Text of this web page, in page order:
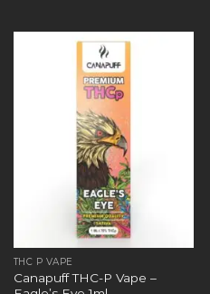
THC P VAPE
Canapuff THC-P Vape –